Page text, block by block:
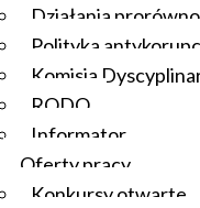
Działania
Polityka
Komisja
RODO
Informator
Oferty pracy
Konkursy otwarte